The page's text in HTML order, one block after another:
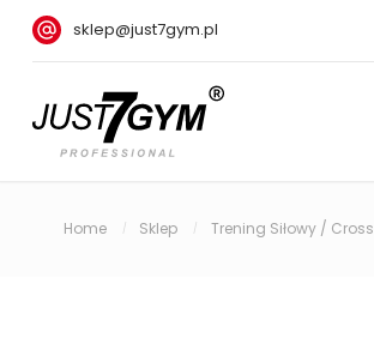
sklep@just7gym.pl
Home / Sklep / Trening Siłowy / Cross